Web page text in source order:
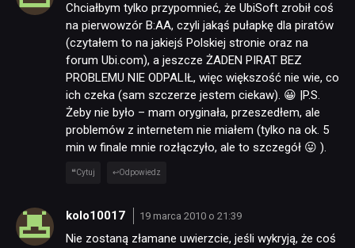
Chciałbym tylko przypomnieć, że UbiSoft zrobił coś
na pierwowzór B:AA, czyli jakąś pułapkę dla piratów
(czytałem to na jakiejś Polskiej stronie oraz na
forum Ubi.com), a jeszcze ŻADEN PIRAT BEZ
PROBLEMU NIE ODPALIŁ, więc większość nie wie, co
ich czeka (sam szczerze jestem ciekaw). 😀 |P.S.
Żeby nie było – mam oryginała, przeszedłem, ale
problemów z internetem nie miałem (tylko na ok. 5
min w finale mnie rozłączyło, ale to szczegół 😛 ).
Cytuj Odpowiedz
kolo10017 19 marca 2010 o 21:39
Nie zostaną złamane uwierzcie, jeśli wykryją, że coś